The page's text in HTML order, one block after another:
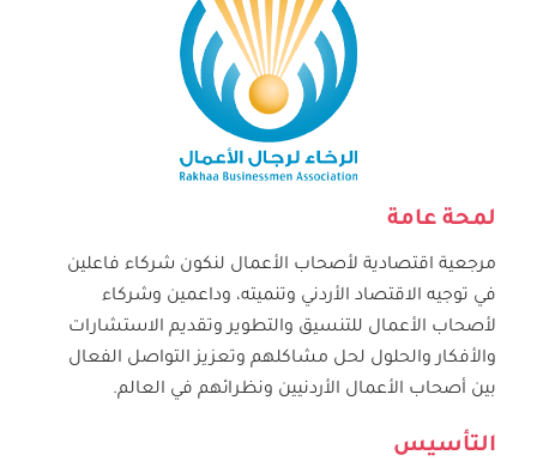
لمحة عامة
مرجعية اقتصادية لأصحاب الأعمال لنكون شركاء فاعلين
في توجيه الاقتصاد الأردني وتنميته، وداعمين وشركاء
لأصحاب الأعمال للتنسيق والتطوير وتقديم الاستشارات
والأفكار والحلول لحل مشاكلهم وتعزيز التواصل الفعال
بين أصحاب الأعمال الأردنيين ونظرائهم في العالم.
التأسيس